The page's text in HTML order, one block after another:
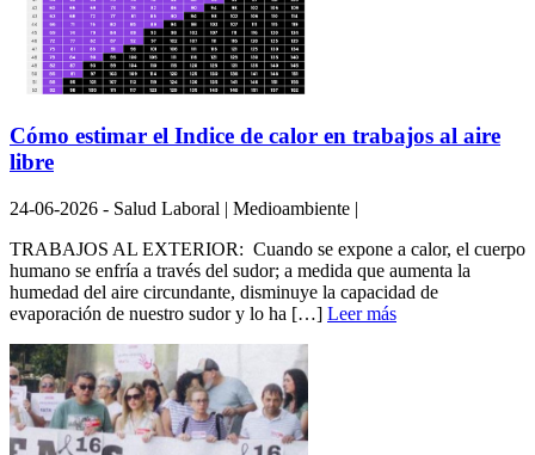
Cómo estimar el Indice de calor en trabajos al aire
libre
24-06-2026 - Salud Laboral | Medioambiente |
TRABAJOS AL EXTERIOR: Cuando se expone a calor, el cuerpo
humano se enfría a través del sudor; a medida que aumenta la
humedad del aire circundante, disminuye la capacidad de
evaporación de nuestro sudor y lo ha […] Leer más